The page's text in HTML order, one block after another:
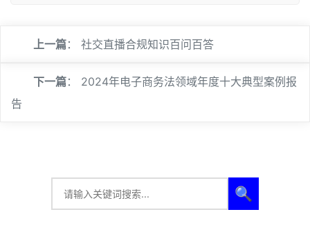
上一篇： 社交直播合规知识百问百答
下一篇： 2024年电子商务法领域年度十大典型案例报
告
🔍